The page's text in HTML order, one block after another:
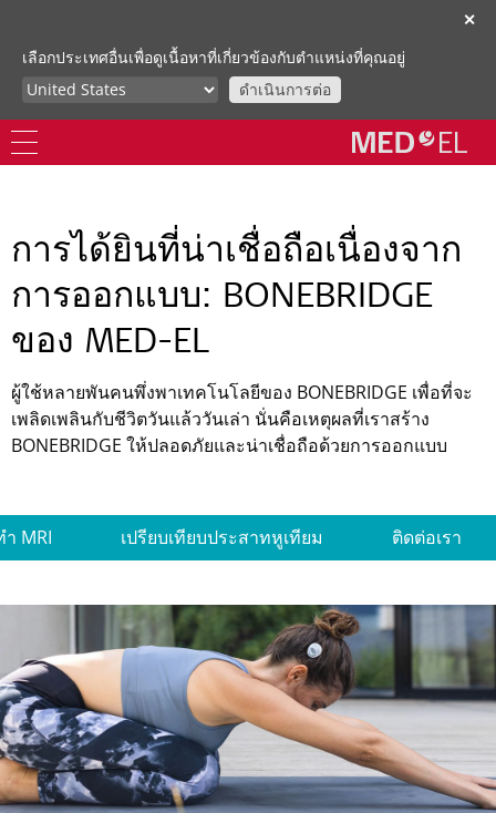
✕
เลือกประเทศอื่นเพื่อดูเนื้อหาที่เกี่ยวข้องกับตำแหน่งที่คุณอยู่
ดำเนินการต่อ
การได้ยินที่น่าเชื่อถือเนื่องจาก
การออกแบบ: BONEBRIDGE
ของ MED-EL
ผู้ใช้หลายพันคนพึ่งพาเทคโนโลยีของ BONEBRIDGE เพื่อที่จะ
เพลิดเพลินกับชีวิตวันแล้ววันเล่า นั่นคือเหตุผลที่เราสร้าง
BONEBRIDGE ให้ปลอดภัยและน่าเชื่อถือด้วยการออกแบบ
MRI เปรียบเทียบประสาทหูเทียม ติดต่อเรา